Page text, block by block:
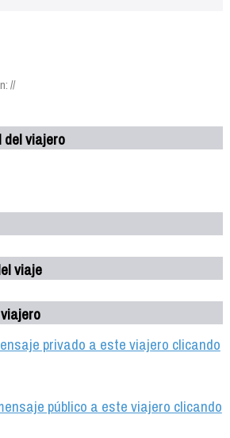
//
del viajero
viaje
privado a este viajero clicando
público a este viajero clicando